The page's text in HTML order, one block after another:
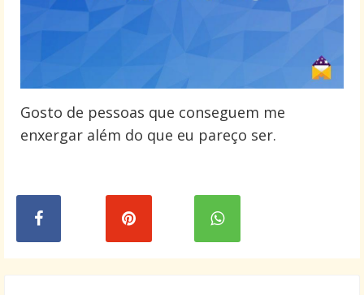
Gosto de pessoas que conseguem me
enxergar além do que eu pareço ser.